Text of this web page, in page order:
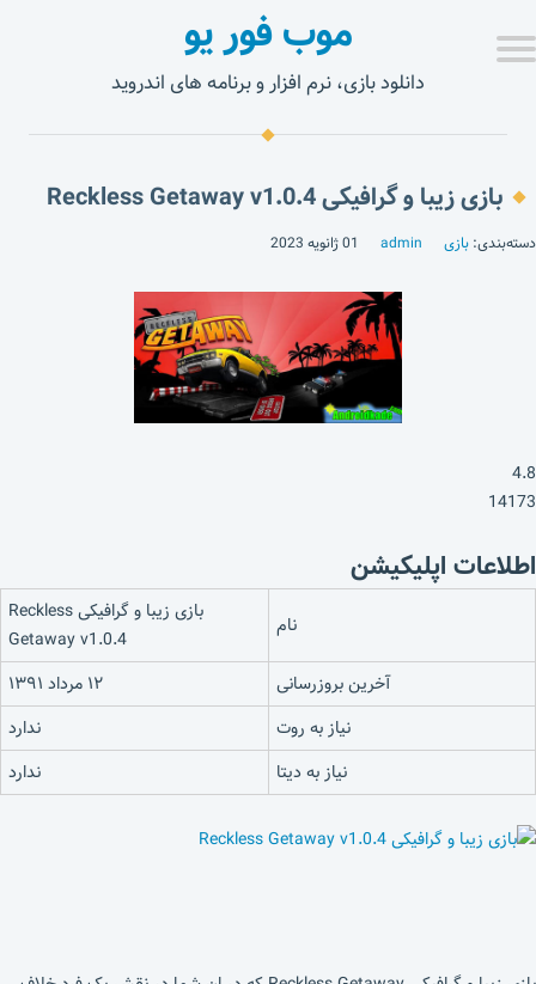
موب فور یو
دانلود بازی، نرم افزار و برنامه های اندروید
بازی زیبا و گرافیکی Reckless Getaway v1.0.4
دسته‌بندی: بازی admin 01 ژانویه 2023
4.8
14173
اطلاعات اپلیکیشن
نام
بازی زیبا و گرافیکی Reckless
Getaway v1.0.4
آخرین بروزرسانی
۱۲ مرداد ۱۳۹۱
نیاز به روت
ندارد
نیاز به دیتا
ندارد